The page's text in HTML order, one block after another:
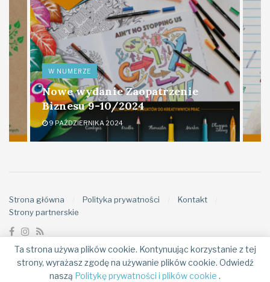
W NUMERZE
Nowe wydanie Zaopatrzenie
Biznesu 9-10/2024
9 PAŹDZIERNIKA 2024
Strona główna Polityka prywatności
Kontakt
Strony partnerskie
© 2019 zaopatrzeniebiznesu.pl, ul. St. Kierbedzia 4, 00-728 Warszawa,
Polska, +48 (22) 50 65 852, wspolpraca@zaopatrzeniebiznesu.pl
Ta strona używa plików cookie. Kontynuując korzystanie z tej
strony, wyrażasz zgodę na używanie plików cookie. Odwiedź
naszą Politykę prywatności i plików cookie .